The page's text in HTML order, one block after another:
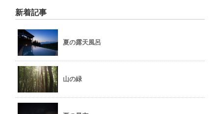
新着記事
夏の露天風呂
山の緑